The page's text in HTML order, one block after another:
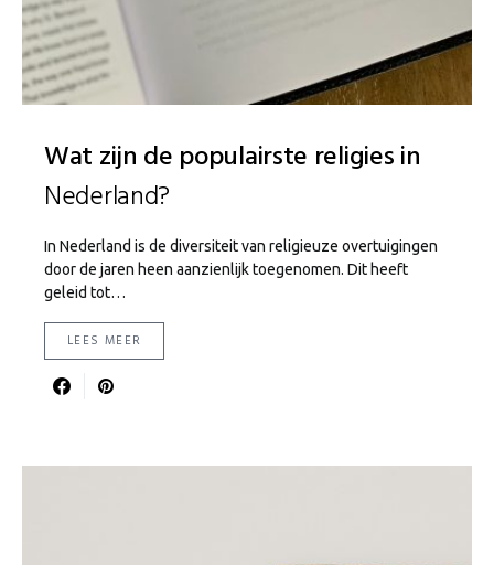
Wat zijn de populairste religies in
Nederland?
In Nederland is de diversiteit van religieuze overtuigingen
door de jaren heen aanzienlijk toegenomen. Dit heeft
geleid tot…
LEES MEER